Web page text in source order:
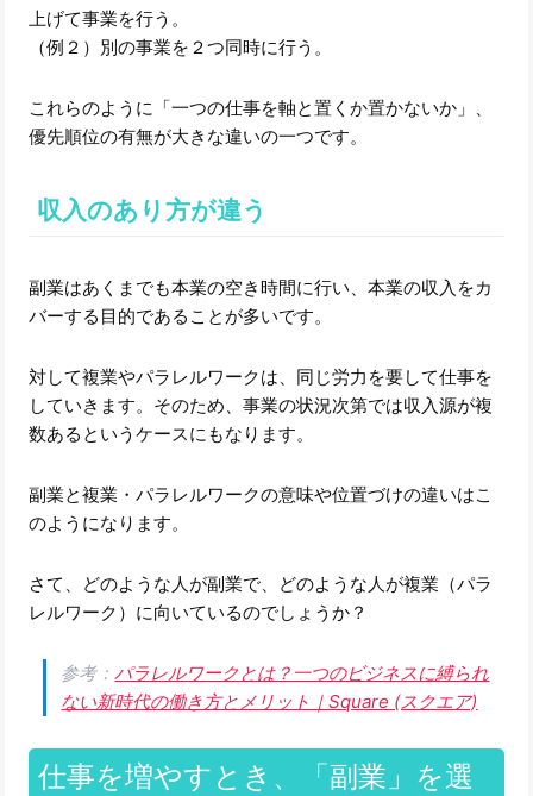
上げて事業を行う。
（例２）別の事業を２つ同時に行う。
これらのように「一つの仕事を軸と置くか置かないか」、
優先順位の有無が大きな違いの一つです。
収入のあり方が違う
副業はあくまでも本業の空き時間に行い、本業の収入をカ
バーする目的であることが多いです。
対して複業やパラレルワークは、同じ労力を要して仕事を
していきます。そのため、事業の状況次第では収入源が複
数あるというケースにもなります。
副業と複業・パラレルワークの意味や位置づけの違いはこ
のようになります。
さて、どのような人が副業で、どのような人が複業（パラ
レルワーク）に向いているのでしょうか？
参考：パラレルワークとは？一つのビジネスに縛られ
ない新時代の働き方とメリット｜Square (スクエア)
仕事を増やすとき、「副業」を選